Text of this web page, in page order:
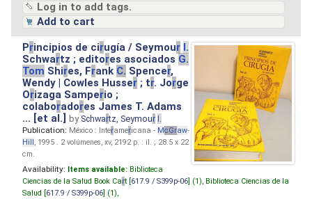
Log in to add tags.
Add to cart
Principios de cirugía / Seymour I.
Schwartz ; editores asociados G.
Tom Shires, Frank C. Spencer,
Wendy | Cowles Husser ; tr. Jorge
Orizaga Samperio ;
colaboradores James T. Adams
... [et al.]by Schwartz, Seymour I.
Publication: México : Interamericana - McGraw-
Hill, 1995 . 2 volúmenes, xv, 2192 p. : il. ; 28.5 x 22
cm.
Availability: Items available: Biblioteca
Ciencias de la Salud Book Cart [ 617.9 / S399p-06 ] (1), Biblioteca Ciencias de la
Salud [ 617.9 / S399p-06 ] (1),